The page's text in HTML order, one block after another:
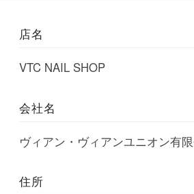
店名
VTC NAIL SHOP
会社名
ヴィアン・ヴィアンユニオン有
住所